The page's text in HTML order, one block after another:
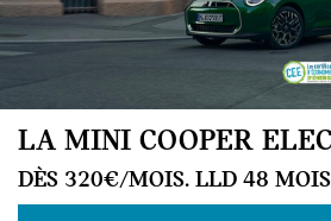
LA MINI COOPER
DÈS 320€/MOIS. LLD 48